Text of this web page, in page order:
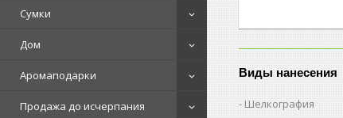
Сумки
Дом
Аромаподарки
Продажа до исчерпания
Виды нанесения
Шелкография